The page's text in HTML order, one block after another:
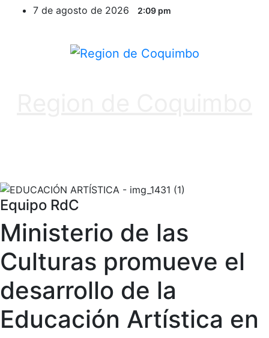
7 de agosto de 2026 2:09 pm
Equipo RdC
Ministerio de las
Culturas promueve el
desarrollo de la
Educación Artística en